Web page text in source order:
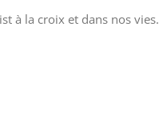
à la croix et dans nos vies.